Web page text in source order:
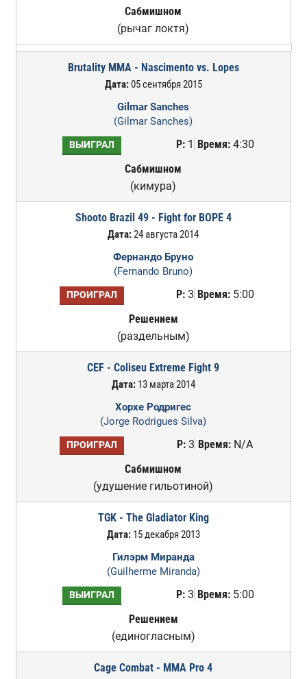
Сабмишном
(рычаг локтя)
Brutality MMA - Nascimento vs. Lopes
Дата:05 сентября 2015
Gilmar Sanches
(Gilmar Sanches)
ВЫИГРАЛ Р:1 Время:4:30
Сабмишном
(кимура)
Shooto Brazil 49 - Fight for BOPE 4
Дата:24 августа 2014
Фернандо Бруно
(Fernando Bruno)
ПРОИГРАЛ Р:3 Время:5:00
Решением
(раздельным)
CEF - Coliseu Extreme Fight 9
Дата:13 марта 2014
Хорхе Родригес
(Jorge Rodrigues Silva)
ПРОИГРАЛ Р: 3 Время: N/A
Сабмишном
(удушение гильотиной)
TGK - The Gladiator King
Дата:15 декабря 2013
Гилэрм Миранда
(Guilherme Miranda)
ВЫИГРАЛ Р:3 Время:5:00
Решением
(единогласным)
Cage Combat - MMA Pro 4